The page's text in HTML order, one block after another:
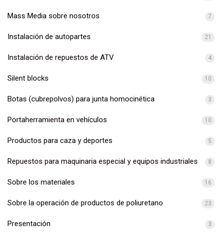
Mass Media sobre nosotros 7
Instalación de autopartes 21
Instalación de repuestos de ATV 4
Silent blocks 10
Botas (cubrepolvos) para junta homocinética 3
Portaherramienta en vehículos 10
Productos para caza y deportes 5
Repuestos para maquinaria especial y equipos industriales 8
Sobre los materiales 16
Sobre la operación de productos de poliuretano 23
Presentación 3